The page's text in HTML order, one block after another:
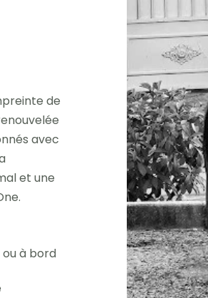
de
avec
et une
à bord